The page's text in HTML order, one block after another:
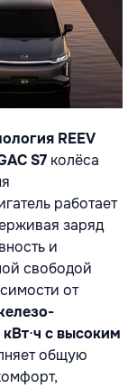
REEV
S7 колёса
работает
заряд
и
свободой
от
⋅ч с высоким
общую